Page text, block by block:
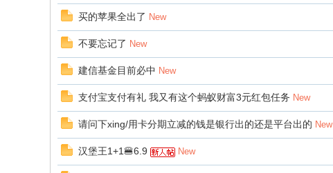
买的苹果全出了 New
不要忘记了 New
建信基金目前必中 New
支付宝支付有礼 我又有这个蚂蚁财富3元红包任务 New
请问下xing/用卡分期立减的钱是银行出的还是平台出的 New
汉堡王1+1🍔6.9 New